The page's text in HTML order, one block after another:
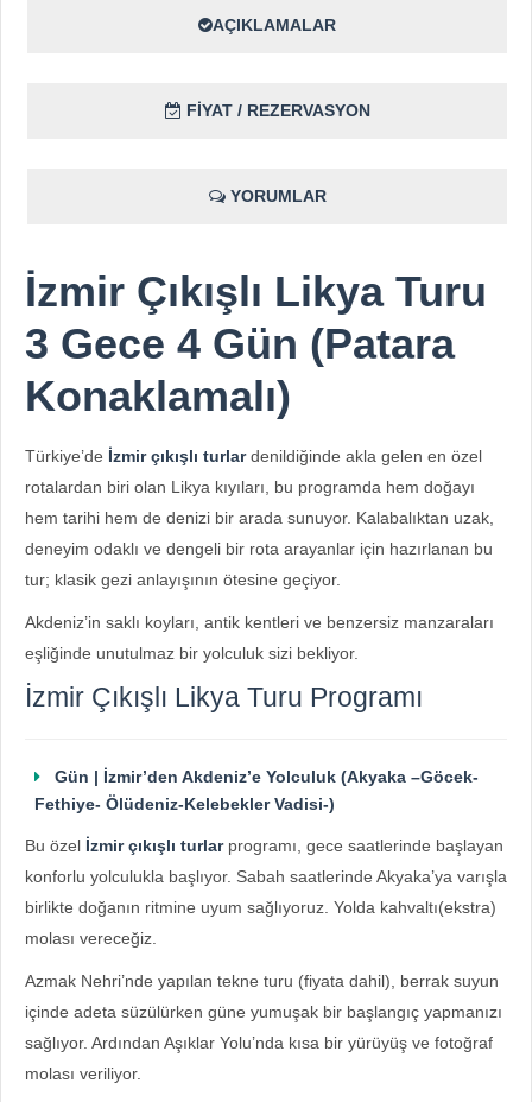
AÇIKLAMALAR
FİYAT / REZERVASYON
YORUMLAR
İzmir Çıkışlı Likya Turu
3 Gece 4 Gün (Patara
Konaklamalı)
Türkiye’de İzmir çıkışlı turlardenildiğinde akla gelen en özel
rotalardan biri olan Likya kıyıları, bu programda hem doğayı
hem tarihi hem de denizi bir arada sunuyor. Kalabalıktan uzak,
deneyim odaklı ve dengeli bir rota arayanlar için hazırlanan bu
tur; klasik gezi anlayışının ötesine geçiyor.
Akdeniz’in saklı koyları, antik kentleri ve benzersiz manzaraları
eşliğinde unutulmaz bir yolculuk sizi bekliyor.
İzmir Çıkışlı Likya Turu Programı
Gün | İzmir’den Akdeniz’e Yolculuk (Akyaka –Göcek-
Fethiye- Ölüdeniz-Kelebekler Vadisi-)
Bu özel İzmir çıkışlı turlarprogramı, gece saatlerinde başlayan
konforlu yolculukla başlıyor. Sabah saatlerinde Akyaka’ya varışla
birlikte doğanın ritmine uyum sağlıyoruz. Yolda kahvaltı(ekstra)
molası vereceğiz.
Azmak Nehri’nde yapılan tekne turu (fiyata dahil), berrak suyun
içinde adeta süzülürken güne yumuşak bir başlangıç yapmanızı
sağlıyor. Ardından Aşıklar Yolu’nda kısa bir yürüyüş ve fotoğraf
molası veriliyor.